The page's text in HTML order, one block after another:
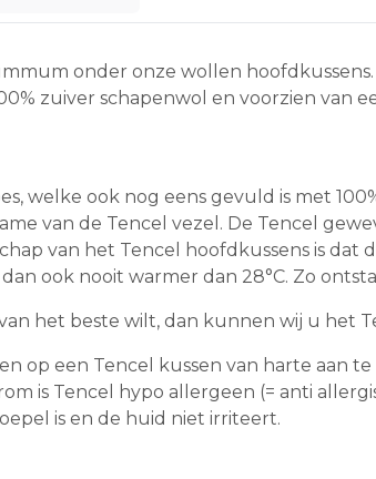
onder onze wollen
zuiver schapenwol en voorzien van
welke ook nog eens gevuld is met
van de Tencel vezel. De Tencel
van het Tencel hoofdkussens is dat
ook nooit warmer dan 28°C. Zo
het beste wilt, dan kunnen wij u het
op een Tencel kussen van harte aan
is Tencel hypo allergeen (= anti
is en de huid niet irriteert.